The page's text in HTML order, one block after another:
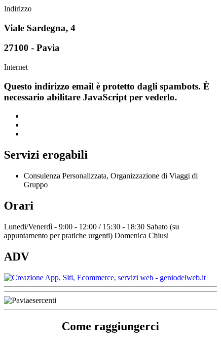
Indirizzo
Viale Sardegna, 4
27100 - Pavia
Internet
Questo indirizzo email è protetto dagli spambots. È
necessario abilitare JavaScript per vederlo.
Servizi erogabili
Consulenza Personalizzata, Organizzazione di Viaggi di
Gruppo
Orari
Lunedi/Venerdì - 9:00 - 12:00 / 15:30 - 18:30 Sabato (su
appuntamento per pratiche urgenti) Domenica Chiusi
ADV
Come raggiungerci